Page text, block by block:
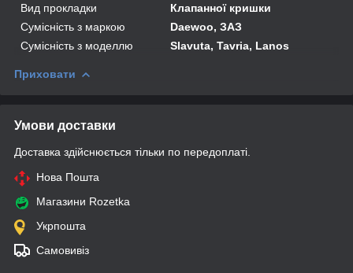
Вид прокладки
Клапанної кришки
Сумісність з маркою
Daewoo, ЗАЗ
Сумісність з моделлю
Slavuta, Tavria, Lanos
Приховати
Умови доставки
Доставка здійснюється тільки по передоплаті.
Нова Пошта
Магазини Rozetka
Укрпошта
Самовивіз